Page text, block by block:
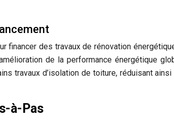
financer des travaux de rénovation
de la performance énergétique
travaux d’isolation de toiture, réduisant
à-Pas